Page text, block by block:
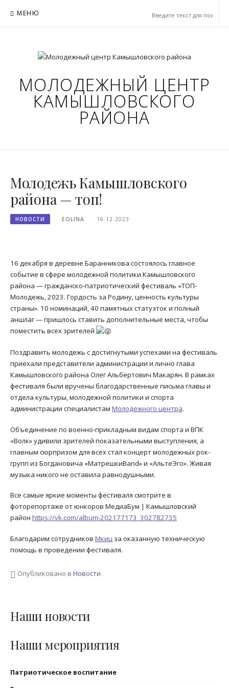
МЕНЮ
МОЛОДЕЖНЫЙ ЦЕНТР
КАМЫШЛОВСКОГО
РАЙОНА
Молодежь Камышловского
района — топ!
НОВОСТИ EOLINA 16.12.2023
16 декабря в деревне Баранникова состоялось главное
событие в сфере молодежной политики Камышловского
района — гражданско-патриотический фестиваль «ТОП-
Молодежь, 2023. Гордость за Родину, ценность культуры
страны». 10 номинаций, 40 памятных статуэток и полный
аншлаг — пришлось ставить дополнительные места, чтобы
поместить всех зрителей
Поздравить молодежь с достигнутыми успехами на фестиваль
приехали представители администрации и лично глава
Камышловского района Олег Альбертович Макарян. В рамках
фестиваля были вручены благодарственные письма главы и
отдела культуры, молодежной политики и спорта
администрации специалистам Молодежного центра.
Объединение по военно-прикладным видам спорта и ВПК
«Волк» удивили зрителей показательными выступления, а
главным сюрпризом для всех стал концерт молодежных рок-
групп из Богдановича «МатрешкиBand» и «АльтеЭго». Живая
музыка никого не оставила равнодушными.
Все самые яркие моменты фестиваля смотрите в
фоторепортаже от юнкоров МедиаБум | Камышловский
район https://vk.com/album-202177173_302782735
Благодарим сотрудников Мкиц за оказанную техническую
помощь в проведении фестиваля.
Опубликовано в Новости
Наши новости
Наши мероприятия
Патриотическое воспитание